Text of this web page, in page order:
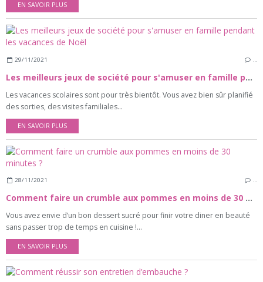
EN SAVOIR PLUS
29/11/2021 …
Les meilleurs jeux de société pour s'amuser en famille pendant les vacances de Noël
Les vacances scolaires sont pour très bientôt. Vous avez bien sûr planifié
des sorties, des visites familiales...
EN SAVOIR PLUS
28/11/2021 …
Comment faire un crumble aux pommes en moins de 30 minutes ?
Vous avez envie d’un bon dessert sucré pour finir votre diner en beauté
sans passer trop de temps en cuisine !...
EN SAVOIR PLUS